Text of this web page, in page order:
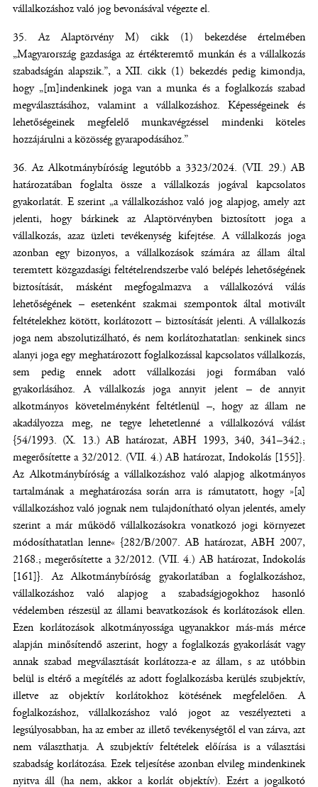
vállalkozáshoz való jog bevonásával végezte el.
Az Alaptörvény M) cikk (1) bekezdése értelmében
„Magyarország gazdasága az értékteremtő munkán és a vállalkozás
szabadságán alapszik.”, a XII. cikk (1) bekezdés pedig kimondja,
hogy „[m]indenkinek joga van a munka és a foglalkozás szabad
megválasztásához, valamint a vállalkozáshoz. Képességeinek és
lehetőségeinek megfelelő munkavégzéssel mindenki köteles
hozzájárulni a közösség gyarapodásához.”
Az Alkotmánybíróság legutóbb a 3323/2024. (VII. 29.) AB
határozatában foglalta össze a vállalkozás jogával kapcsolatos
gyakorlatát. E szerint „a vállalkozáshoz való jog alapjog, amely azt
jelenti, hogy bárkinek az Alaptörvényben biztosított joga a
vállalkozás, azaz üzleti tevékenység kifejtése. A vállalkozás joga
azonban egy bizonyos, a vállalkozások számára az állam által
teremtett közgazdasági feltételrendszerbe való belépés lehetőségének
biztosítását, másként megfogalmazva a vállalkozóvá válás
lehetőségének – esetenként szakmai szempontok által motivált
feltételekhez kötött, korlátozott – biztosítását jelenti. A vállalkozás
joga nem abszolutizálható, és nem korlátozhatatlan: senkinek sincs
alanyi joga egy meghatározott foglalkozással kapcsolatos vállalkozás,
sem pedig ennek adott vállalkozási jogi formában való
gyakorlásához. A vállalkozás joga annyit jelent – de annyit
alkotmányos követelményként feltétlenül –, hogy az állam ne
akadályozza meg, ne tegye lehetetlenné a vállalkozóvá válást
{54/1993. (X. 13.) AB határozat, ABH 1993, 340, 341–342.;
megerősítette a 32/2012. (VII. 4.) AB határozat, Indokolás [155]}.
Az Alkotmánybíróság a vállalkozáshoz való alapjog alkotmányos
tartalmának a meghatározása során arra is rámutatott, hogy »[a]
vállalkozáshoz való jognak nem tulajdonítható olyan jelentés, amely
szerint a már működő vállalkozásokra vonatkozó jogi környezet
módosíthatatlan lenne« {282/B/2007. AB határozat, ABH 2007,
2168.; megerősítette a 32/2012. (VII. 4.) AB határozat, Indokolás
[161]}. Az Alkotmánybíróság gyakorlatában a foglalkozáshoz,
vállalkozáshoz való alapjog a szabadságjogokhoz hasonló
védelemben részesül az állami beavatkozások és korlátozások ellen.
Ezen korlátozások alkotmányossága ugyanakkor más-más mérce
alapján minősítendő aszerint, hogy a foglalkozás gyakorlását vagy
annak szabad megválasztását korlátozza-e az állam, s az utóbbin
belül is eltérő a megítélés az adott foglalkozásba kerülés szubjektív,
illetve az objektív korlátokhoz kötésének megfelelően. A
foglalkozáshoz, vállalkozáshoz való jogot az veszélyezteti a
legsúlyosabban, ha az ember az illető tevékenységtől el van zárva, azt
nem választhatja. A szubjektív feltételek előírása is a választási
szabadság korlátozása. Ezek teljesítése azonban elvileg mindenkinek
nyitva áll (ha nem, akkor a korlát objektív). Ezért a jogalkotó